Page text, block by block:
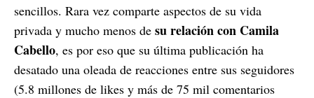
sencillos. Rara vez comparte aspectos de su vida
privada y mucho menos de su relación con Camila
Cabello, es por eso que su última publicación ha
desatado una oleada de reacciones entre sus seguidores
(5.8 millones de likes y más de 75 mil comentarios